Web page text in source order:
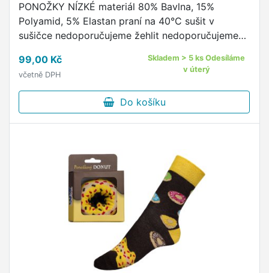
PONOŽKY NÍZKÉ materiál 80% Bavlna, 15%
Polyamid, 5% Elastan praní na 40°C sušit v
sušičce nedoporučujeme žehlit nedoporučujeme
originálním vzorem od českého …
99,00 Kč
včetně DPH
Skladem > 5 ks Odesíláme
v úterý
Do košíku